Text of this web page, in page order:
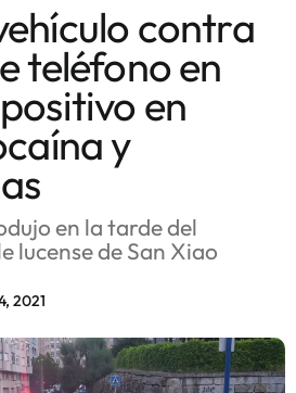
contra
teléfono en
en
y
en la tarde del
lucense de San Xiao
2021